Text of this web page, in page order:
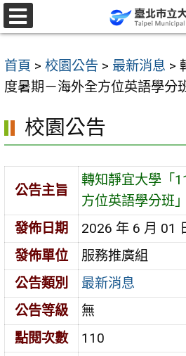
跳
至
要
內
區
首頁 > 校園公告 > 最新消息 >
度暑期－海外全方位英語學分
校園公告
公告主旨
轉知靜宜大學「
方位英語學分班」
發佈日期
2026 年 6 月 01
發佈單位
服務推廣組
公告類別
最新消息
公告等級
無
點閱次數
110
選
單